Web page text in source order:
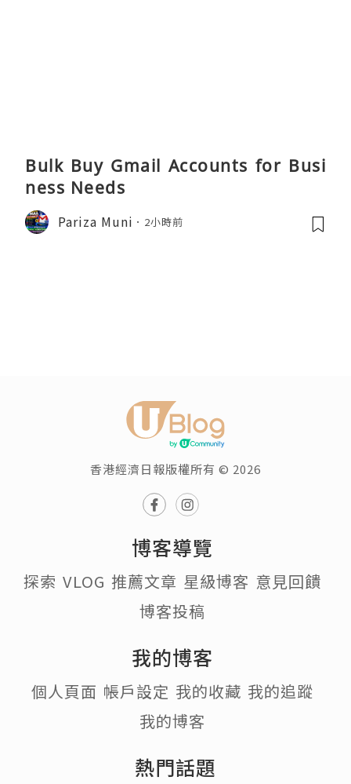
Bulk Buy Gmail Accounts for Busi
ness Needs
Pariza Muni 2小時前
香港經濟日報版權所有 © 2026
博客導覽
探索 VLOG 推薦文章 星級博客 意見回饋
博客投稿
我的博客
個人頁面 帳戶設定 我的收藏 我的追蹤
我的博客
熱門話題